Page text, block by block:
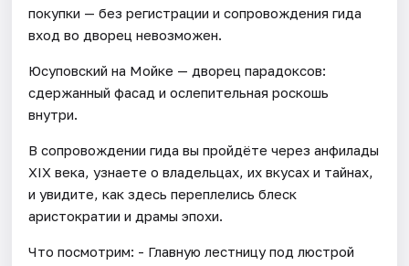
покупки — без регистрации и сопровождения гида
вход во дворец невозможен.
Юсуповский на Мойке — дворец парадоксов:
сдержанный фасад и ослепительная роскошь
внутри.
В сопровождении гида вы пройдёте через анфилады
XIX века, узнаете о владельцах, их вкусах и тайнах,
и увидите, как здесь переплелись блеск
аристократии и драмы эпохи.
Что посмотрим: - Главную лестницу под люстрой